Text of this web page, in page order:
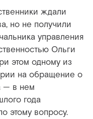
ждали
но не получили
управления
Ольги
этом одному из
на обращение о
— в нем
года
этому вопросу.